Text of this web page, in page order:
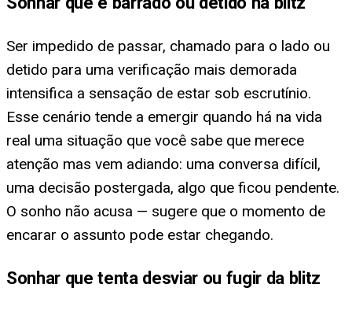
Ser impedido de passar, chamado para o lado ou
detido para uma verificação mais demorada
intensifica a sensação de estar sob escrutínio.
Esse cenário tende a emergir quando há na vida
real uma situação que você sabe que merece
atenção mas vem adiando: uma conversa difícil,
uma decisão postergada, algo que ficou pendente.
O sonho não acusa — sugere que o momento de
encarar o assunto pode estar chegando.
Sonhar que tenta desviar ou fugir da blitz